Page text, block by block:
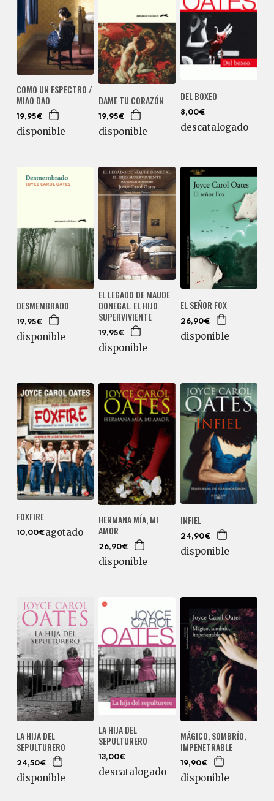
COMO UN ESPECTRO /
MIAO DAO
19,95€
disponible
DAME TU CORAZÓN
19,95€
disponible
DEL BOXEO
8,00€
descatalogado
DESMEMBRADO
19,95€
disponible
EL LEGADO DE MAUDE
DONEGAL. EL HIJO
SUPERVIVIENTE
19,95€
disponible
EL SEÑOR FOX
26,90€
disponible
FOXFIRE
10,00€agotado
HERMANA MÍA, MI
AMOR
26,90€
disponible
INFIEL
24,90€
disponible
LA HIJA DEL
SEPULTURERO
24,50€
disponible
LA HIJA DEL
SEPULTURERO
13,00€
descatalogado
MÁGICO, SOMBRÍO,
IMPENETRABLE
19,90€
disponible